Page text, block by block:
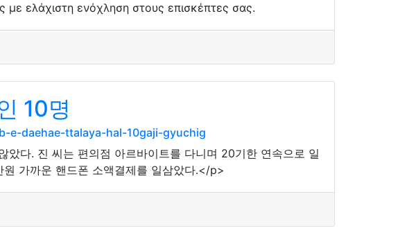
με ελάχιστη ενόχληση στους επισκέπτες σας.
10명
e-daehae-ttalaya-hal-10gaji-gyuchig
다. 진 씨는 편의점 아르바이트를 다니며 20기한 연속으로 일
가까운 핸드폰 소액결제를 일삼았다.</p>